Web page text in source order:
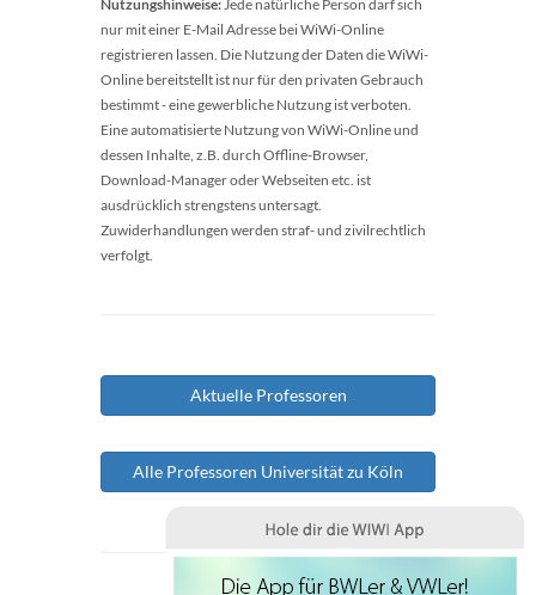
Nutzungshinweise:Jede natürliche Person darf sich
nur mit einer E-Mail Adresse bei WiWi-Online
registrieren lassen. Die Nutzung der Daten die WiWi-
Online bereitstellt ist nur für den privaten Gebrauch
bestimmt - eine gewerbliche Nutzung ist verboten.
Eine automatisierte Nutzung von WiWi-Online und
dessen Inhalte, z.B. durch Offline-Browser,
Download-Manager oder Webseiten etc. ist
ausdrücklich strengstens untersagt.
Zuwiderhandlungen werden straf- und zivilrechtlich
verfolgt.
Aktuelle Professoren
Alle Professoren Universität zu Köln